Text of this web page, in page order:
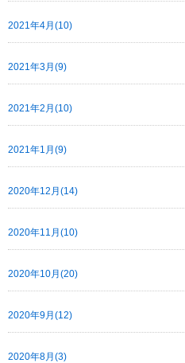
2021年4月(10)
2021年3月(9)
2021年2月(10)
2021年1月(9)
2020年12月(14)
2020年11月(10)
2020年10月(20)
2020年9月(12)
2020年8月(3)